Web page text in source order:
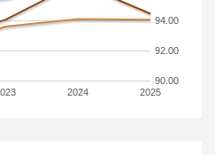
2024 2025
90.00
92.00
94.00